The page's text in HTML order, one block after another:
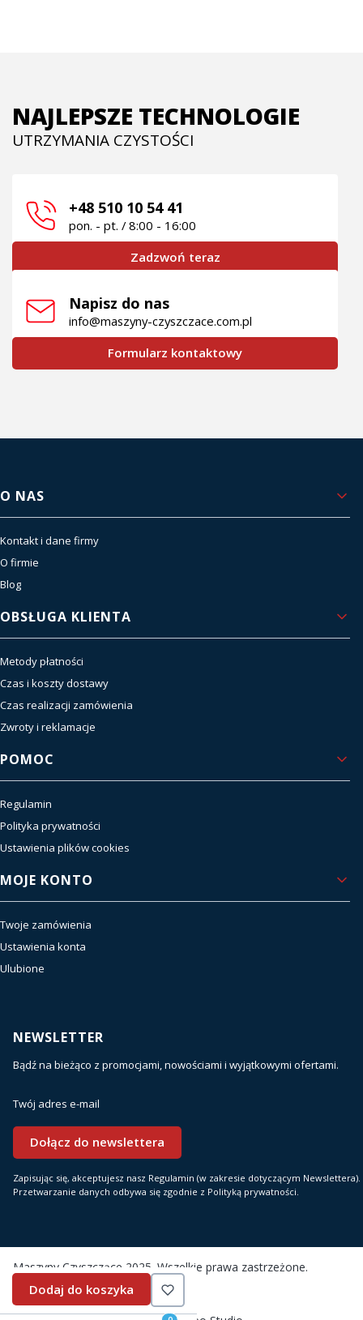
NAJLEPSZE TECHNOLOGIE
UTRZYMANIA CZYSTOŚCI
+48 510 10 54 41
pon. - pt. / 8:00 - 16:00
Zadzwoń teraz
Napisz do nas
info@maszyny-czyszczace.com.pl
Formularz kontaktowy
Linki w stopce
O NAS
Kontakt i dane firmy
O firmie
Blog
OBSŁUGA KLIENTA
Metody płatności
Czas i koszty dostawy
Czas realizacji zamówienia
Zwroty i reklamacje
POMOC
Regulamin
Polityka prywatności
Ustawienia plików cookies
MOJE KONTO
Twoje zamówienia
Ustawienia konta
Ulubione
NEWSLETTER
Bądź na bieżąco z promocjami, nowościami i wyjątkowymi ofertami.
Twój adres e-mail
Dołącz do newslettera
Zapisując się, akceptujesz nasz Regulamin (w zakresie dotyczącym Newslettera).
Przetwarzanie danych odbywa się zgodnie z Polityką prywatności.
Maszyny Czyszczące 2025. Wszelkie prawa zastrzeżone.
Sklep internetowyShoper.pl
Dodaj do koszyka